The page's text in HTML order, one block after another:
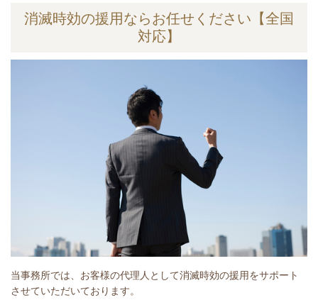
消滅時効の援用ならお任せください【全国
対応】
当事務所では、お客様の代理人として消滅時効の援用をサポート
させていただいております。